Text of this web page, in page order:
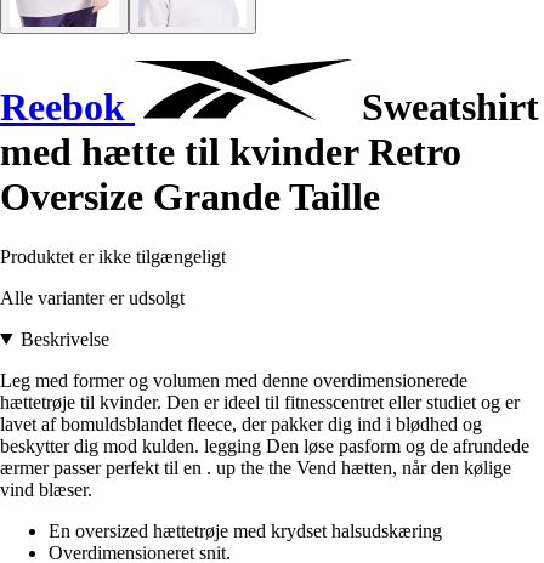
Reebok
Sweatshirt
med hætte til kvinder Retro
Oversize Grande Taille
Produktet er ikke tilgængeligt
Alle varianter er udsolgt
Beskrivelse
Leg med former og volumen med denne overdimensionerede
hættetrøje til kvinder. Den er ideel til fitnesscentret eller studiet og er
lavet af bomuldsblandet fleece, der pakker dig ind i blødhed og
beskytter dig mod kulden. legging Den løse pasform og de afrundede
ærmer passer perfekt til en . up the the Vend hætten, når den kølige
vind blæser.
En oversized hættetrøje med krydset halsudskæring
Overdimensioneret snit.